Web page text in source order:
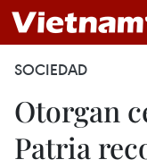
SOCIEDAD
Otorgan
Patria